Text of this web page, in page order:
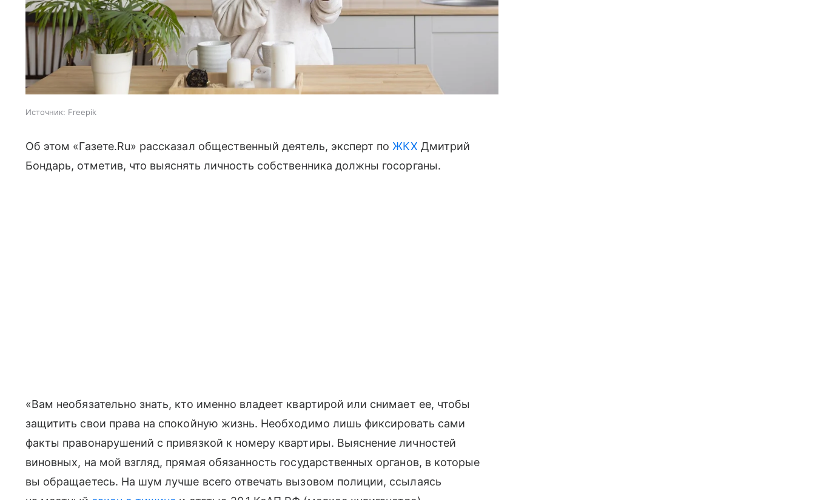
Источник: Freepik
Об этом «Газете.Ru» рассказал общественный деятель, эксперт по ЖКХ Дмитрий
Бондарь, отметив, что выяснять личность собственника должны госорганы.
«Вам необязательно знать, кто именно владеет квартирой или снимает ее, чтобы
защитить свои права на спокойную жизнь. Необходимо лишь фиксировать сами
факты правонарушений с привязкой к номеру квартиры. Выяснение личностей
виновных, на мой взгляд, прямая обязанность государственных органов, в которые
вы обращаетесь. На шум лучше всего отвечать вызовом полиции, ссылаясь